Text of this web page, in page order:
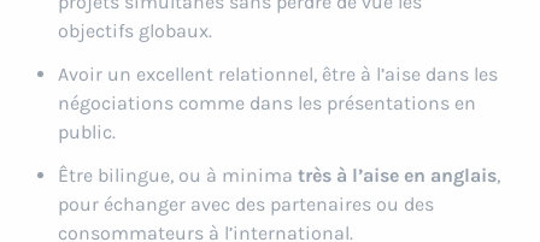
objectifs globaux.
Avoir un excellent relationnel, être à l’aise dans les
négociations comme dans les présentations en
public.
Être bilingue, ou à minima très à l’aise en anglais,
pour échanger avec des partenaires ou des
consommateurs à l’international.